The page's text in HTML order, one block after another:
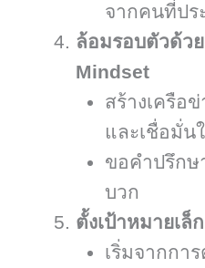
จากคนที่ปร
ล้อมรอบตัวด้ว
Mindset
สร้างเครือ
และเชื่อมั่น
ขอคำปรึก
บวก
ตั้งเป้าหมายเล็
เริ่มจากกา